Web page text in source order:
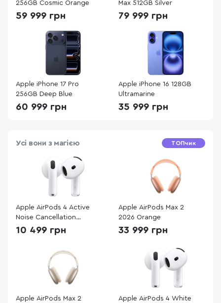
256GB Cosmic Orange
59 999 грн
Max 512GB Silver
79 999 грн
Apple iPhone 17 Pro
256GB Deep Blue
60 999 грн
Apple iPhone 16 128GB
Ultramarine
35 999 грн
Усі вони з магією ТОПчик
Apple AirPods 4 Active
Noise Cancellation
White
10 499 грн
Apple AirPods Max 2
2026 Orange
33 999 грн
Apple AirPods Max 2
Apple AirPods 4 White